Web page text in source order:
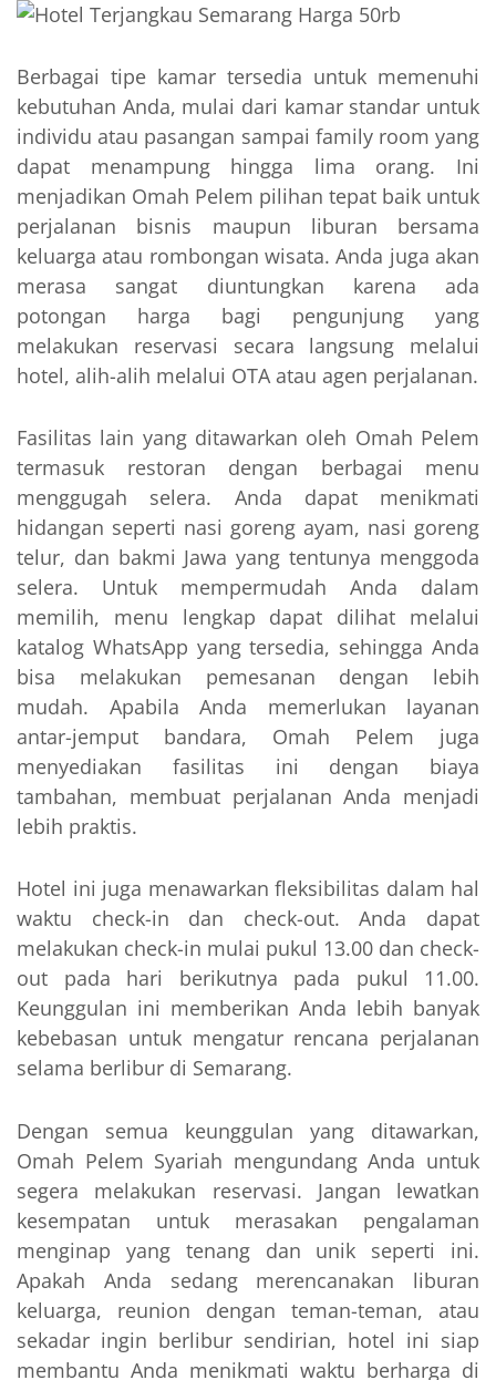
Berbagai tipe kamar tersedia untuk memenuhi
kebutuhan Anda, mulai dari kamar standar untuk
individu atau pasangan sampai family room yang
dapat menampung hingga lima orang. Ini
menjadikan Omah Pelem pilihan tepat baik untuk
perjalanan bisnis maupun liburan bersama
keluarga atau rombongan wisata. Anda juga akan
merasa sangat diuntungkan karena ada
potongan harga bagi pengunjung yang
melakukan reservasi secara langsung melalui
hotel, alih-alih melalui OTA atau agen perjalanan.
Fasilitas lain yang ditawarkan oleh Omah Pelem
termasuk restoran dengan berbagai menu
menggugah selera. Anda dapat menikmati
hidangan seperti nasi goreng ayam, nasi goreng
telur, dan bakmi Jawa yang tentunya menggoda
selera. Untuk mempermudah Anda dalam
memilih, menu lengkap dapat dilihat melalui
katalog WhatsApp yang tersedia, sehingga Anda
bisa melakukan pemesanan dengan lebih
mudah. Apabila Anda memerlukan layanan
antar-jemput bandara, Omah Pelem juga
menyediakan fasilitas ini dengan biaya
tambahan, membuat perjalanan Anda menjadi
lebih praktis.
Hotel ini juga menawarkan fleksibilitas dalam hal
waktu check-in dan check-out. Anda dapat
melakukan check-in mulai pukul 13.00 dan check-
out pada hari berikutnya pada pukul 11.00.
Keunggulan ini memberikan Anda lebih banyak
kebebasan untuk mengatur rencana perjalanan
selama berlibur di Semarang.
Dengan semua keunggulan yang ditawarkan,
Omah Pelem Syariah mengundang Anda untuk
segera melakukan reservasi. Jangan lewatkan
kesempatan untuk merasakan pengalaman
menginap yang tenang dan unik seperti ini.
Apakah Anda sedang merencanakan liburan
keluarga, reunion dengan teman-teman, atau
sekadar ingin berlibur sendirian, hotel ini siap
membantu Anda menikmati waktu berharga di